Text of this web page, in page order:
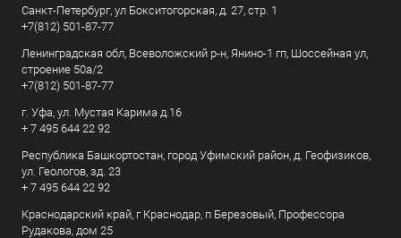
Санкт-Петербург, ул Бокситогорская, д. 27, стр. 1
+7(812) 501-87-77
Ленинградская обл, Всеволожский р-н, Янино-1 гп, Шоссейная ул,
строение 50а/2
+7(812) 501-87-77
г. Уфа, ул. Мустая Карима д.16
+ 7 495 644 22 92
Республика Башкортостан, город Уфимский район, д. Геофизиков,
ул. Геологов, зд. 23
+ 7 495 644 22 92
Краснодарский край, г Краснодар, п Березовый, Профессора
Рудакова, дом 25